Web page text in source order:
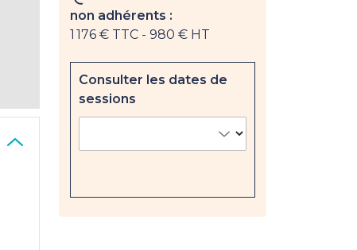
non adhérents :
1 176 € TTC - 980 € HT
Consulter les dates de
sessions